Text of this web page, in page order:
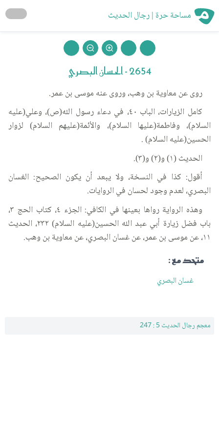
مساحة حرة | رجال الحديث
2654 - الحسان البصري
روى عن معاوية بن وهب، وروى عنه موسى بن عمر.
كامل الزيارات، الباب ٤٠، في دعاء رسول الله(ص)، وعلي(عليه
السلام)، وفاطمة(عليها السلام)، والأئمة(عليهم السلام) لزوار
الحسين(عليه السلام) .
الحديث (١) و(٢) و(٣).
أقول: كذا في النسخة، ولا يبعد أن يكون الصحيح: الغسان
البصري، لعدم وجود لحسان في الروايات.
وهذه الرواية رواها بعينها في الكافي: الجزء ٤، كتاب الحج ٣،
باب فضل زيارة أبي عبد الله الحسين(عليه السلام) ٢٣٢، الحديث
١١، عن موسى بن عمر، عن غسان البصري، عن معاوية بن وهب.
متحد مع :
غسان البصري
معجم رجال الحديث 5 : 247